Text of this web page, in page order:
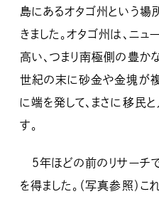
島にあるオタゴ州という場
きました。オタゴ州は、ニ
高い、つまり南極側の豊か
世紀の末に砂金や金塊が
に端を発して、まさに移民
す。
５年ほどの前のリサーチ
を得ました。（写真参照）